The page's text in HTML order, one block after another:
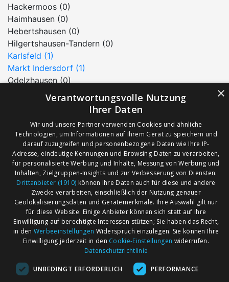
Hackermoos (0)
Haimhausen (0)
Hebertshausen (0)
Hilgertshausen-Tandern (0)
Karlsfeld (1)
Markt Indersdorf (1)
Odelzhausen (0)
Petershausen (0)
Pfaffenhofen an der Glonn (0)
Schwabhausen (0)
Sulzemoos (0)
Vierkirchen (0)
Weichs (0)
Wiedenzhausen (0)
AGB
Impressum
Datenschutz
Werben bei marktcom
Märkte nach Bundesländern
Märkte nach PLZ
Märkte nach Umkreis
Flohmarkt
×
Verantwortungsvolle Nutzung
Ihrer Daten
Wir und unsere Partner verwenden Cookies und ähnliche
Technologien, um Informationen auf Ihrem Gerät zu speichern und
darauf zuzugreifen und personenbezogene Daten wie Ihre IP-
Adresse, eindeutige Kennungen und Browsing-Daten zu verarbeiten,
für personalisierte Werbung und Inhalte, Messung von Werbung und
Inhalten, Zielgruppen-Insights und zur Verbesserung von Diensten.
Drittanbieter (1910) können Ihre Daten auch für diese und andere
Zwecke verarbeiten, einschließlich der Nutzung genauer
Geolokalisierungsdaten und Gerätemerkmale. Ihre Auswahl gilt nur
für diese Website. Einige Anbieter können sich statt auf Ihre
Einwilligung auf berechtigte Interessen stützen; Sie haben das Recht,
in den Werbeeinstellungen Widerspruch einzulegen. Sie können Ihre
Einwilligung jederzeit in den Cookie-Einstellungen widerrufen.
Datenschutzrichtlinie
UNBEDINGT ERFORDERLICH PERFORMANCE